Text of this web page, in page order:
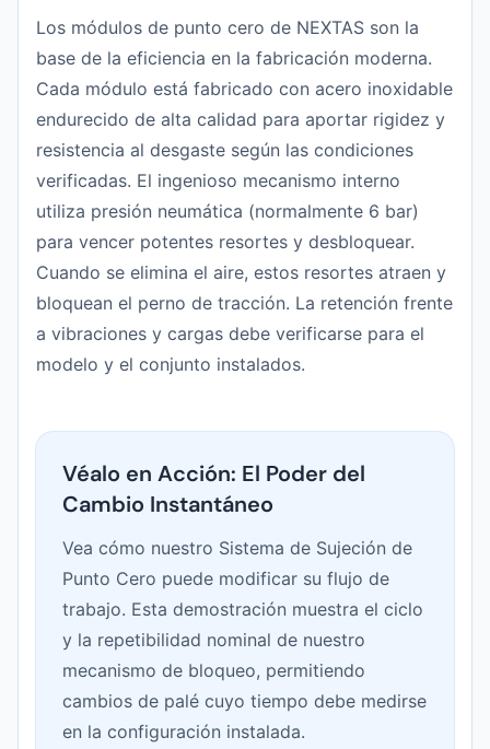
Los módulos de punto cero de NEXTAS son la
base de la eficiencia en la fabricación moderna.
Cada módulo está fabricado con acero inoxidable
endurecido de alta calidad para aportar rigidez y
resistencia al desgaste según las condiciones
verificadas. El ingenioso mecanismo interno
utiliza presión neumática (normalmente 6 bar)
para vencer potentes resortes y desbloquear.
Cuando se elimina el aire, estos resortes atraen y
bloquean el perno de tracción. La retención frente
a vibraciones y cargas debe verificarse para el
modelo y el conjunto instalados.
Véalo en Acción: El Poder del
Cambio Instantáneo
Vea cómo nuestro Sistema de Sujeción de
Punto Cero puede modificar su flujo de
trabajo. Esta demostración muestra el ciclo
y la repetibilidad nominal de nuestro
mecanismo de bloqueo, permitiendo
cambios de palé cuyo tiempo debe medirse
en la configuración instalada.